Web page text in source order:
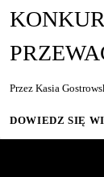
Przez Kasia
DOWIEDZ SIĘ